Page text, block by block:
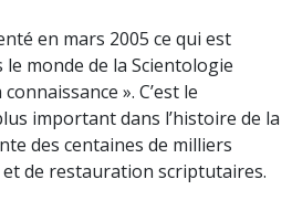
en mars 2005 ce qui est
monde de la Scientologie
». C’est le
important dans l’histoire de la
des centaines de milliers
et de restauration scriptutaires.